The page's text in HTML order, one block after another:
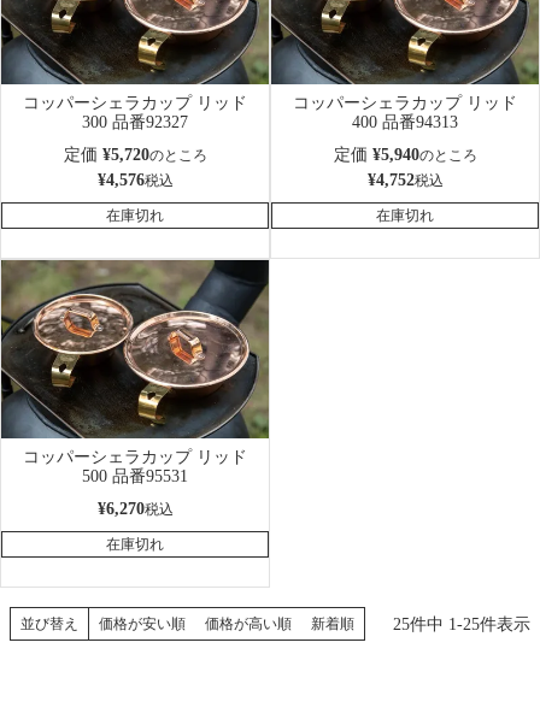
コッパーシェラカップ リッド
300 品番92327
定価 ¥5,720のところ
¥4,576税込
在庫切れ
コッパーシェラカップ リッド
400 品番94313
定価 ¥5,940のところ
¥4,752税込
在庫切れ
コッパーシェラカップ リッド
500 品番95531
¥6,270税込
在庫切れ
並び替え 価格が安い順 価格が高い順 新着順 25件中 1 -25件表示